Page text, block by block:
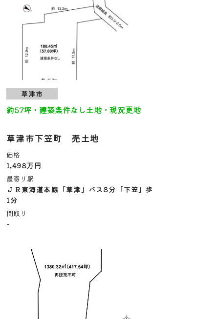
草津市
約57坪・建築条件なし土地・現況更地
草津市下笠町 売土地
価格
1,498万円
最寄り駅
ＪＲ東海道本線「草津」バス8分「下笠」歩
1分
間取り
-